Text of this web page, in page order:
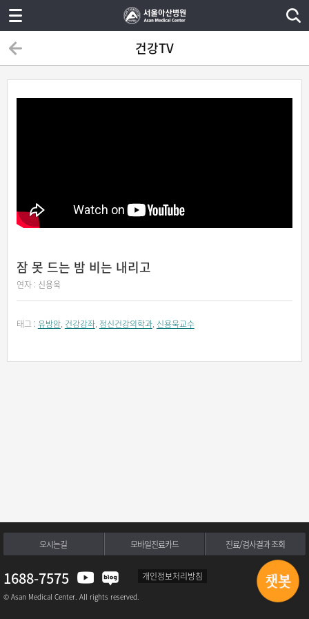
건강TV
잠 못 드는 밤 비는 내리고
연자 : 신용욱
태그 : 유방암, 건강강좌, 정신건강의학과, 신용욱교수
오시는길 모바일진료카드 진료/검사결과 조회
1688-7575 개인정보처리방침
© Asan Medical Center. All rights reserved.